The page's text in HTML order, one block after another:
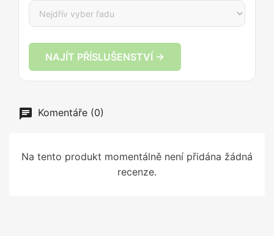
NAJÍT PŘÍSLUŠENSTVÍ →
Komentáře (0)
Na tento produkt momentálně není přidána žádná
recenze.